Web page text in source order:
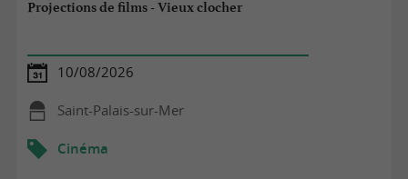
Projections de films - Vieux clocher
10/08/2026
Saint-Palais-sur-Mer
Cinéma